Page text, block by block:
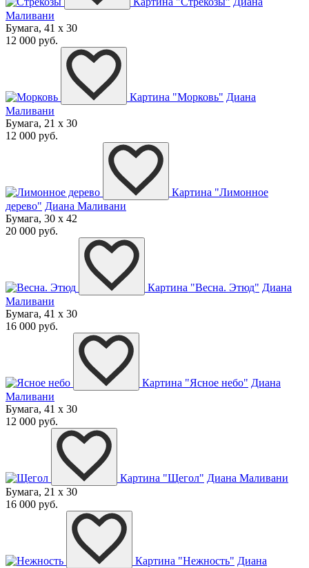
Маливани
Бумага, 41 x 30
12 000 руб.
Картина "Морковь" Диана
Маливани
Бумага, 21 x 30
12 000 руб.
Картина "Лимонное
дерево" Диана Маливани
Бумага, 30 x 42
20 000 руб.
Картина "Весна. Этюд" Диана
Маливани
Бумага, 41 x 30
16 000 руб.
Картина "Ясное небо" Диана
Маливани
Бумага, 41 x 30
12 000 руб.
Картина "Щегол" Диана Маливани
Бумага, 21 x 30
16 000 руб.
Картина "Нежность" Диана